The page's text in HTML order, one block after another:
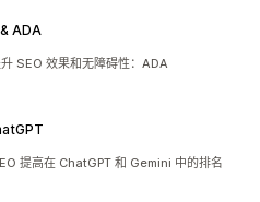
ADA
SEO 效果和无障碍性：ADA
提高在 ChatGPT 和 Gemini 中的排名